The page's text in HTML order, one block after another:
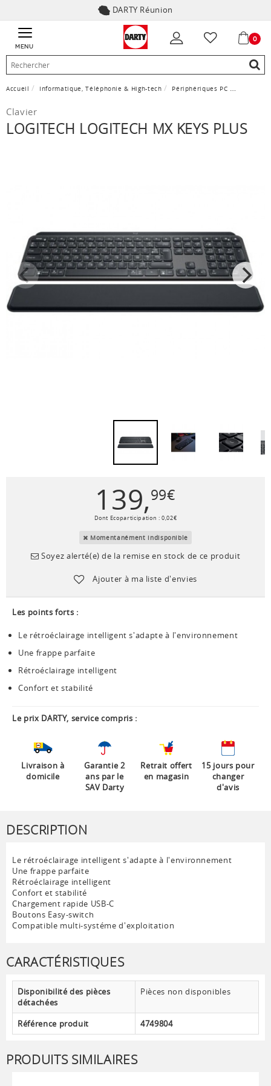
DARTY Réunion
MENU
0
Accueil Informatique, Téléphonie & High-tech Périphériques PC
Clavier
LOGITECH LOGITECH MX KEYS PLUS
139,99€
Dont Ecoparticipation :0,02€
Momentanément indisponible
Soyez alerté(e) de la remise en stock de ce produit
Ajouter à ma liste d'envies
Les points forts :
Le rétroéclairage intelligent s'adapte à l'environnement
Une frappe parfaite
Rétroéclairage intelligent
Confort et stabilité
Le prix DARTY, service compris :
Livraison à
domicile
Garantie 2
ans par le
SAV Darty
Retrait offert
en magasin
15 jours pour
changer
d'avis
DESCRIPTION
Le rétroéclairage intelligent s'adapte à l'environnement
Une frappe parfaite
Rétroéclairage intelligent
Confort et stabilité
Chargement rapide USB-C
Boutons Easy-switch
Compatible multi-systéme d'exploitation
CARACTÉRISTIQUES
Disponibilité des pièces
détachées
Pièces non disponibles
Référence produit 4749804
PRODUITS SIMILAIRES